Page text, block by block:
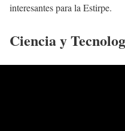
interesantes para la Estirpe.
Ciencia y